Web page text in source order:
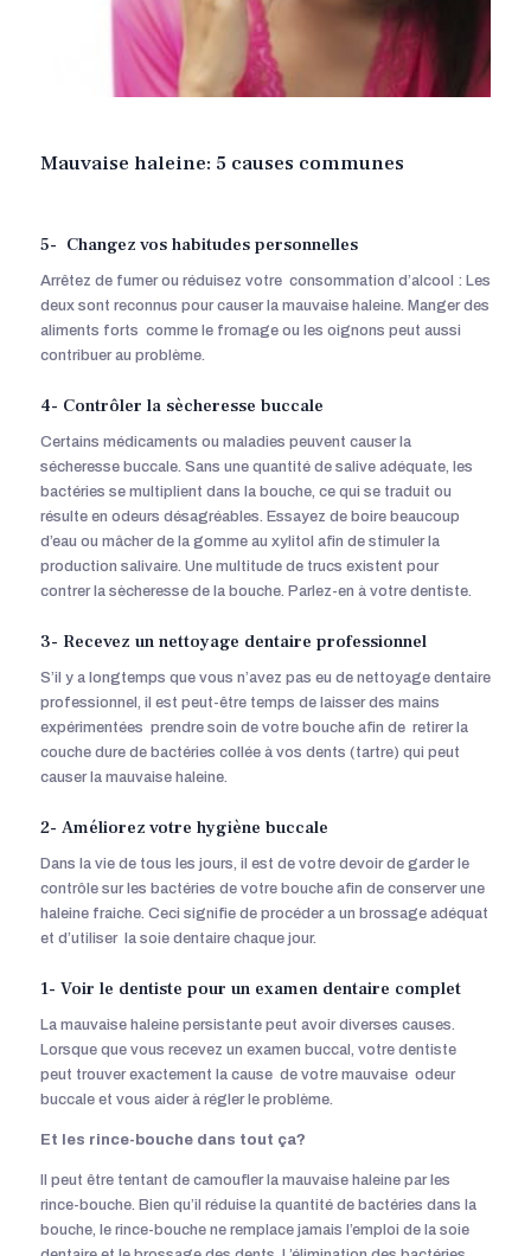
Mauvaise haleine: 5 causes communes
5- Changez vos habitudes personnelles
Arrêtez de fumer ou réduisez votre consommation d’alcool : Les
deux sont reconnus pour causer la mauvaise haleine. Manger des
aliments forts comme le fromage ou les oignons peut aussi
contribuer au problème.
4- Contrôler la sècheresse buccale
Certains médicaments ou maladies peuvent causer la
sécheresse buccale. Sans une quantité de salive adéquate, les
bactéries se multiplient dans la bouche, ce qui se traduit ou
résulte en odeurs désagréables. Essayez de boire beaucoup
d’eau ou mâcher de la gomme au xylitol afin de stimuler la
production salivaire. Une multitude de trucs existent pour
contrer la sècheresse de la bouche. Parlez-en à votre dentiste.
3- Recevez un nettoyage dentaire professionnel
S’il y a longtemps que vous n’avez pas eu de nettoyage dentaire
professionnel, il est peut-être temps de laisser des mains
expérimentées prendre soin de votre bouche afin de retirer la
couche dure de bactéries collée à vos dents (tartre) qui peut
causer la mauvaise haleine.
2- Améliorez votre hygiène buccale
Dans la vie de tous les jours, il est de votre devoir de garder le
contrôle sur les bactéries de votre bouche afin de conserver une
haleine fraiche. Ceci signifie de procéder a un brossage adéquat
et d’utiliser la soie dentaire chaque jour.
1- Voir le dentiste pour un examen dentaire complet
La mauvaise haleine persistante peut avoir diverses causes.
Lorsque que vous recevez un examen buccal, votre dentiste
peut trouver exactement la cause de votre mauvaise odeur
buccale et vous aider à régler le problème.
Et les rince-bouche dans tout ça?
Il peut être tentant de camoufler la mauvaise haleine par les
rince-bouche. Bien qu’il réduise la quantité de bactéries dans la
bouche, le rince-bouche ne remplace jamais l’emploi de la soie